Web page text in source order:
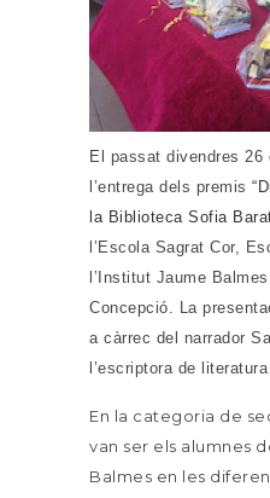
El passat divendres 26
l’entrega dels premis
la Biblioteca Sofia
l’Escola Sagrat Cor,
l’Institut Jaume
Concepció. La
a càrrec del narrador
l’escriptora de
En la categoria de
van ser els alumnes
Balmes en les